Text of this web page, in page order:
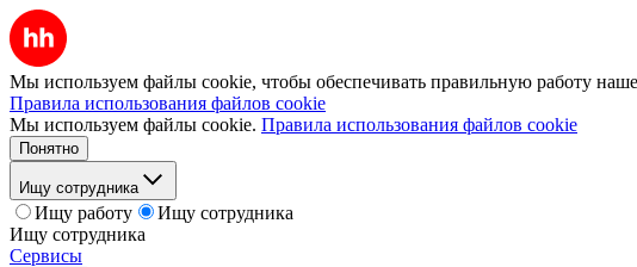
Мы используем файлы cookie, чтобы обеспечивать правильную работу
Правила использования файлов cookie
Мы используем файлы cookie. Правила использования файлов cookie
Понятно
Ищу сотрудника
Ищу работу
Ищу сотрудника
Ищу сотрудника
Сервисы